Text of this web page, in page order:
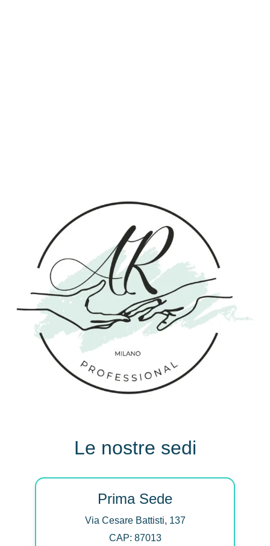
Le nostre sedi
Prima Sede
Via Cesare Battisti, 137
CAP: 87013